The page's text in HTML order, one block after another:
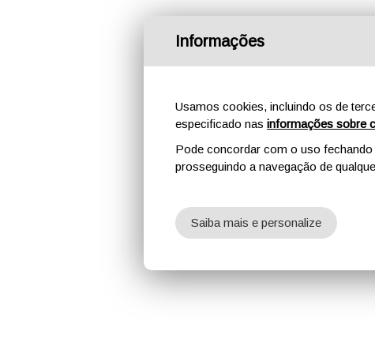
Informações
Usamos cookies, incluindo os de
especificado nas informações sobre
Pode concordar com o uso
prosseguindo a navegação de
Saiba mais e personalize